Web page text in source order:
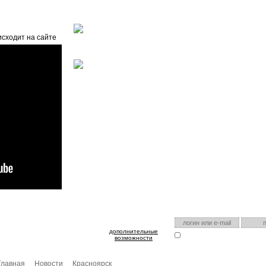
на сайте
дополнительные
возможности
Новости
Красноярск